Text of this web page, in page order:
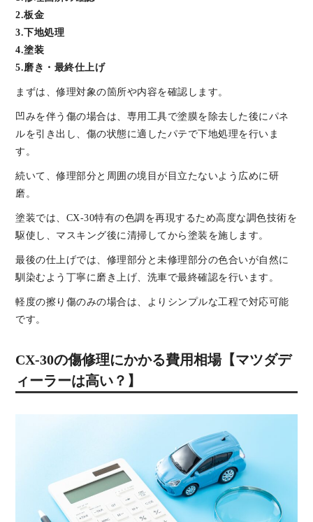
2.板金
3.下地処理
4.塗装
5.磨き・最終仕上げ
まずは、修理対象の箇所や内容を確認します。
凹みを伴う傷の場合は、専用工具で塗膜を除去した後にパネ
ルを引き出し、傷の状態に適したパテで下地処理を行いま
す。
続いて、修理部分と周囲の境目が目立たないよう広めに研
磨。
塗装では、CX-30特有の色調を再現するため高度な調色技術を
駆使し、マスキング後に清掃してから塗装を施します。
最後の仕上げでは、修理部分と未修理部分の色合いが自然に
馴染むよう丁寧に磨き上げ、洗車で最終確認を行います。
軽度の擦り傷のみの場合は、よりシンプルな工程で対応可能
です。
CX-30の傷修理にかかる費用相場【マツダデ
ィーラーは高い？】